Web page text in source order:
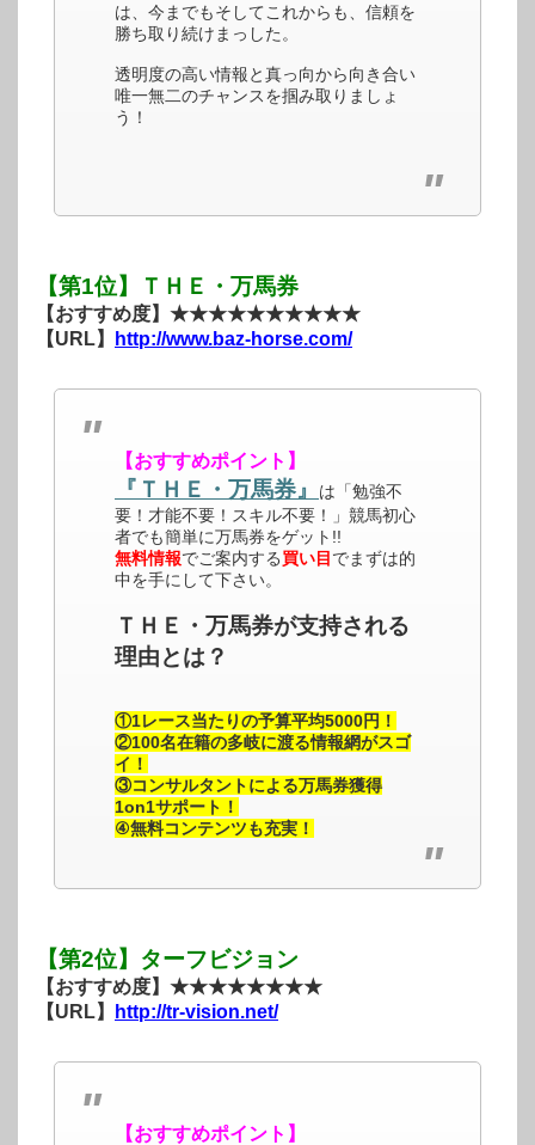
は、今までもそしてこれからも、信頼を
勝ち取り続けまっした。
透明度の高い情報と真っ向から向き合い
唯一無二のチャンスを掴み取りましょ
う！
【第1位】ＴＨＥ・万馬券
【おすすめ度】★★★★★★★★★★
【URL】
http://www.baz-horse.com/
【おすすめポイント】
『ＴＨＥ・万馬券』
は「勉強不
要！才能不要！スキル不要！」競馬初心
者でも簡単に万馬券をゲット!!
無料情報でご案内する買い目でまずは的
中を手にして下さい。
ＴＨＥ・万馬券が支持される
理由とは？
①1レース当たりの予算平均5000円！
②100名在籍の多岐に渡る情報網がスゴ
イ！
③コンサルタントによる万馬券獲得
1on1サポート！
④無料コンテンツも充実！
【第2位】ターフビジョン
【おすすめ度】★★★★★★★★
【URL】
http://tr-vision.net/
【おすすめポイント】